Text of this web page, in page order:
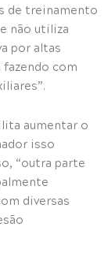
de treinamento
não utiliza
por altas
com
aumentar o
isso
“outra parte
diversas